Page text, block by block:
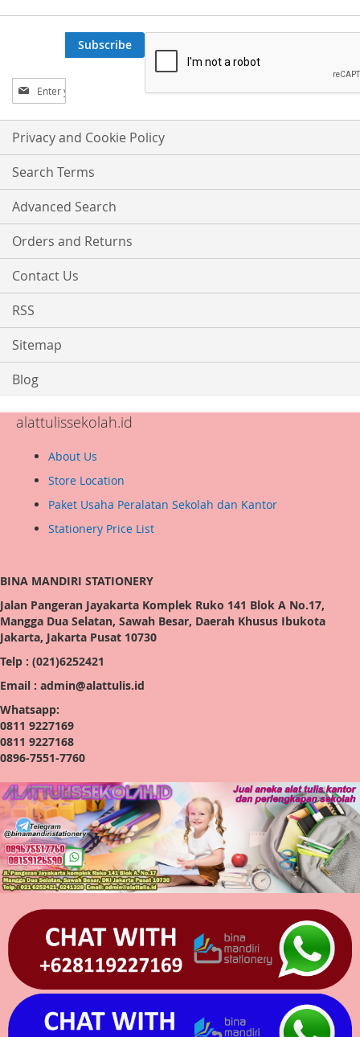
Sign
Up
for
Our
Newsletter:
Subscribe
Privacy and Cookie Policy
Search Terms
Advanced Search
Orders and Returns
Contact Us
RSS
Sitemap
Blog
alattulissekolah.id
About Us
Store Location
Paket Usaha Peralatan Sekolah dan Kantor
Stationery Price List
BINA MANDIRI STATIONERY
Jalan Pangeran Jayakarta Komplek Ruko 141 Blok A No.17,
Mangga Dua Selatan, Sawah Besar, Daerah Khusus Ibukota
Jakarta, Jakarta Pusat 10730
Telp : (021)6252421
Email : admin@alattulis.id
Whatsapp:
0811 9227169
0811 9227168
0896-7551-7760